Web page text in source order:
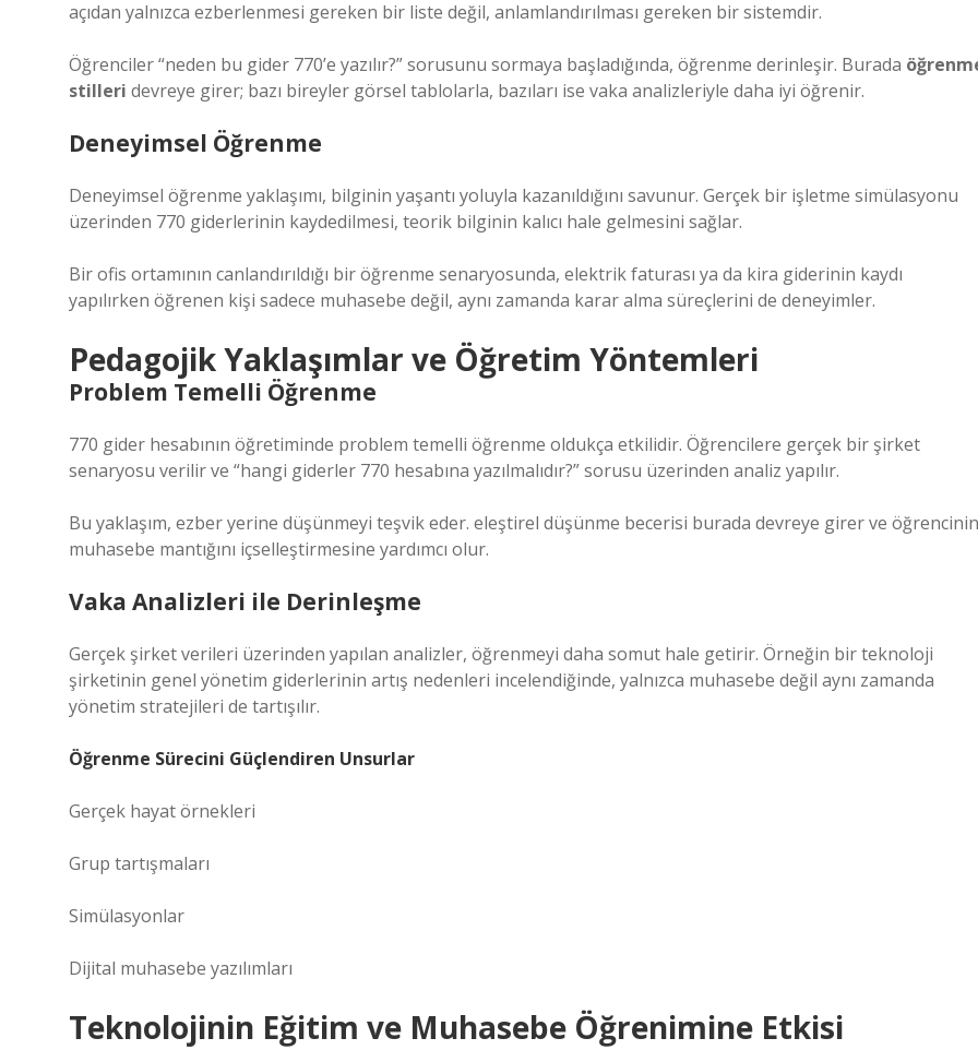
açıdan yalnızca ezberlenmesi gereken bir liste değil, anlamlandırılması gereken bir sistemdir.
Öğrenciler “neden bu gider 770’e yazılır?” sorusunu sormaya başladığında, öğrenme derinleşir. Burada
stilleri devreye girer; bazı bireyler görsel tablolarla, bazıları ise vaka analizleriyle daha iyi öğrenir.
Deneyimsel Öğrenme
Deneyimsel öğrenme yaklaşımı, bilginin yaşantı yoluyla kazanıldığını savunur. Gerçek bir işletme simülasyonu
üzerinden 770 giderlerinin kaydedilmesi, teorik bilginin kalıcı hale gelmesini sağlar.
Bir ofis ortamının canlandırıldığı bir öğrenme senaryosunda, elektrik faturası ya da kira giderinin kaydı
yapılırken öğrenen kişi sadece muhasebe değil, aynı zamanda karar alma süreçlerini de deneyimler.
Pedagojik Yaklaşımlar ve Öğretim Yöntemleri
Problem Temelli Öğrenme
770 gider hesabının öğretiminde problem temelli öğrenme oldukça etkilidir. Öğrencilere gerçek bir şirket
senaryosu verilir ve “hangi giderler 770 hesabına yazılmalıdır?” sorusu üzerinden analiz yapılır.
Bu yaklaşım, ezber yerine düşünmeyi teşvik eder. eleştirel düşünme becerisi burada devreye girer ve öğrencinin
muhasebe mantığını içselleştirmesine yardımcı olur.
Vaka Analizleri ile Derinleşme
Gerçek şirket verileri üzerinden yapılan analizler, öğrenmeyi daha somut hale getirir. Örneğin bir teknoloji
şirketinin genel yönetim giderlerinin artış nedenleri incelendiğinde, yalnızca muhasebe değil aynı zamanda
yönetim stratejileri de tartışılır.
Öğrenme Sürecini Güçlendiren Unsurlar
Gerçek hayat örnekleri
Grup tartışmaları
Simülasyonlar
Dijital muhasebe yazılımları
Teknolojinin Eğitim ve Muhasebe Öğrenimine Etkisi